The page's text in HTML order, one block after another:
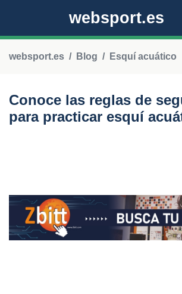
websport.es
websport.es Blog Esquí acuático
Conoce las reglas de
para practicar esquí